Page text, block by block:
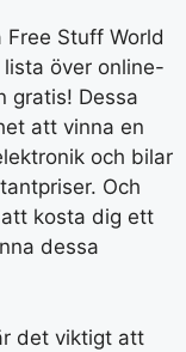
Stuff World
över online-
gratis! Dessa
att vinna en
och bilar
Och
kosta dig ett
dessa
det viktigt att